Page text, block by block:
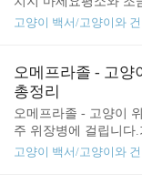
보셔야 해요. 화장실
증(UTI)결정뇨(소변
광염(FIC)방광결석신
증관절염 특히 관절염
..
라면 누구나 가슴이
능적으로 아픔을 숨기
라는 점이에요. 그래
은 신호들을 보호자가
가 정말 중요해요. 오
수 있는 고양이의 이
깜빡임과 콧물, 가볍게
고양이 백서/고양이와
오메프라졸 - 고양
총정리
오메프라졸 - 고양이
주 위장병에 걸립니다
만병원에 가서 약을
고양이 백서/고양이와